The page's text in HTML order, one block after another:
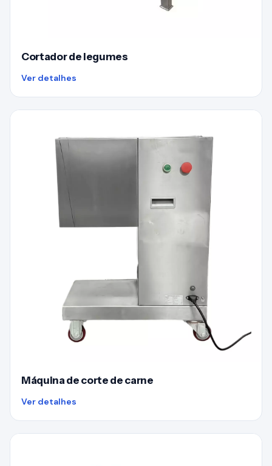
Cortador de legumes
Ver detalhes
Máquina de corte de carne
Ver detalhes